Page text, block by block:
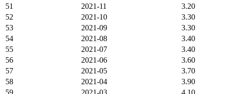
51
2021-11
3.20
52
2021-10
3.30
53
2021-09
3.30
54
2021-08
3.40
55
2021-07
3.40
56
2021-06
3.60
57
2021-05
3.70
58
2021-04
3.90
59
2021-03
4.10